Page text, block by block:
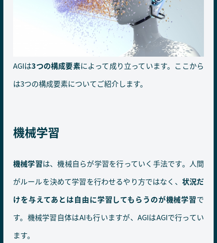
AGIは3つの構成要素によって成り立っています。ここから
は3つの構成要素についてご紹介します。
機械学習
機械学習は、機械自らが学習を行っていく手法です。人間
がルールを決めて学習を行わせるやり方ではなく、 状況だ
けを与えてあとは自由に学習してもらうのが機械学習で
す。機械学習自体はAIも行いますが、AGIはAGIで行ってい
ます。